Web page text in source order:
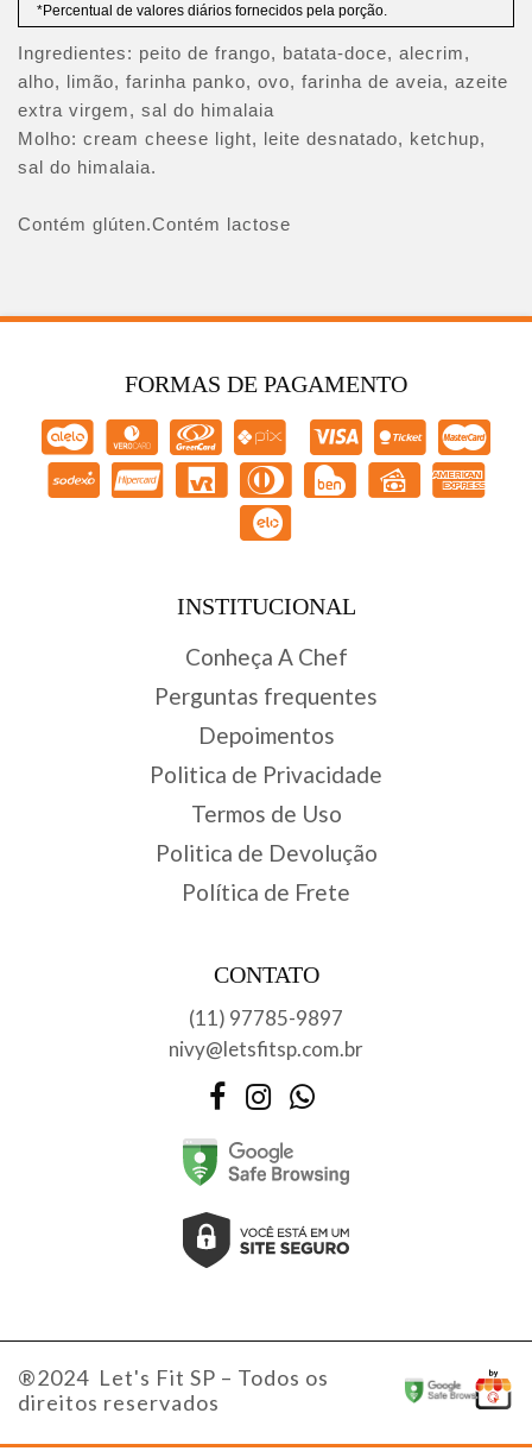
*Percentual de valores diários fornecidos pela porção.
Ingredientes: peito de frango, batata-doce, alecrim,
alho, limão, farinha panko, ovo, farinha de aveia, azeite
extra virgem, sal do himalaia
Molho: cream cheese light, leite desnatado, ketchup,
sal do himalaia.
Contém glúten.Contém lactose
FORMAS DE PAGAMENTO
INSTITUCIONAL
Conheça A Chef
Perguntas frequentes
Depoimentos
Politica de Privacidade
Termos de Uso
Politica de Devolução
Política de Frete
CONTATO
(11) 97785-9897
nivy@letsfitsp.com.br
FacebookInstagramWhatsApp
®2024 Let's Fit SP – Todos os
direitos reservados